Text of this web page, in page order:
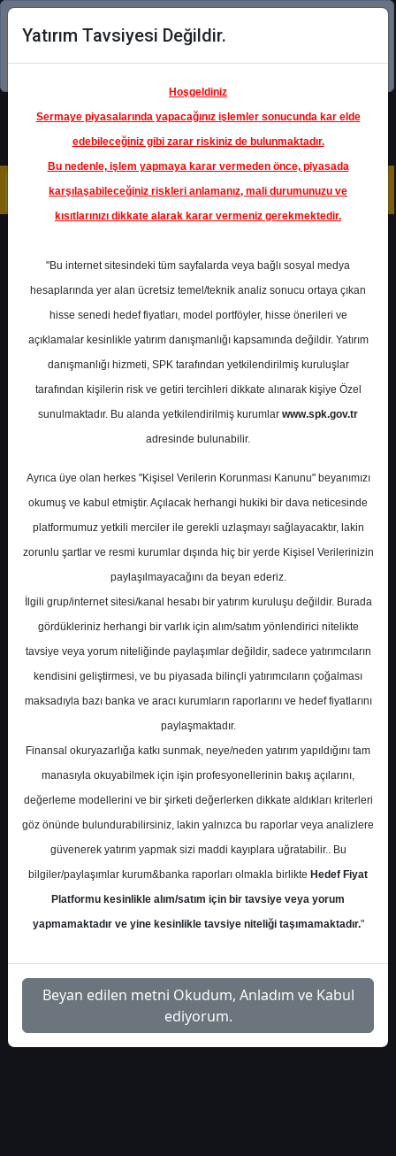
Şimdi uygulamayı indirin!
Ana Sayfa Raporlar
TEB Yatırım
Rapor Detay
3.Ç Finansal Sonuç
Tahminleri
A- A+
3. Çeyrek Finansal Sonuç Tahminleri
Salı, 22 Ekim 2024 00:00
S.No Dosya Adı İndir
1
TEB-yatirim-3-ceyrek-bilanco-
İlgili
Dosyayı
İndir
Yatırım Tavsiyesi Değildir.
Hoşgeldiniz
Sermaye piyasalarında yapacağınız işlemler sonucunda kar elde
edebileceğiniz gibi zarar riskiniz de bulunmaktadır.
Bu nedenle, işlem yapmaya karar vermeden önce, piyasada
karşılaşabileceğiniz riskleri anlamanız, mali durumunuzu ve
kısıtlarınızı dikkate alarak karar vermeniz gerekmektedir.
"Bu internet sitesindeki tüm sayfalarda veya bağlı sosyal medya
hesaplarında yer alan ücretsiz temel/teknik analiz sonucu ortaya çıkan
hisse senedi hedef fiyatları, model portföyler, hisse önerileri ve
açıklamalar kesinlikle yatırım danışmanlığı kapsamında değildir. Yatırım
danışmanlığı hizmeti, SPK tarafından yetkilendirilmiş kuruluşlar
tarafından kişilerin risk ve getiri tercihleri dikkate alınarak kişiye Özel
sunulmaktadır. Bu alanda yetkilendirilmiş kurumlar www.spk.gov.tr
adresinde bulunabilir.
Ayrıca üye olan herkes "Kişisel Verilerin Korunması Kanunu" beyanımızı
okumuş ve kabul etmiştir. Açılacak herhangi hukiki bir dava neticesinde
platformumuz yetkili merciler ile gerekli uzlaşmayı sağlayacaktır, lakin
zorunlu şartlar ve resmi kurumlar dışında hiç bir yerde Kişisel Verilerinizin
paylaşılmayacağını da beyan ederiz.
İlgili grup/internet sitesi/kanal hesabı bir yatırım kuruluşu değildir. Burada
gördükleriniz herhangi bir varlık için alım/satım yönlendirici nitelikte
tavsiye veya yorum niteliğinde paylaşımlar değildir, sadece yatırımcıların
kendisini geliştirmesi, ve bu piyasada bilinçli yatırımcıların çoğalması
maksadıyla bazı banka ve aracı kurumların raporlarını ve hedef fiyatlarını
paylaşmaktadır.
Finansal okuryazarlığa katkı sunmak, neye/neden yatırım yapıldığını tam
manasıyla okuyabilmek için işin profesyonellerinin bakış açılarını,
değerleme modellerini ve bir şirketi değerlerken dikkate aldıkları kriterleri
göz önünde bulundurabilirsiniz, lakin yalnızca bu raporlar veya analizlere
güvenerek yatırım yapmak sizi maddi kayıplara uğratabilir.. Bu
bilgiler/paylaşımlar kurum&banka raporları olmakla birlikte Hedef Fiyat
Platformu kesinlikle alım/satım için bir tavsiye veya yorum
yapmamaktadır ve yine kesinlikle tavsiye niteliği taşımamaktadır."
Beyan edilen metni Okudum, Anladım ve Kabul
ediyorum.